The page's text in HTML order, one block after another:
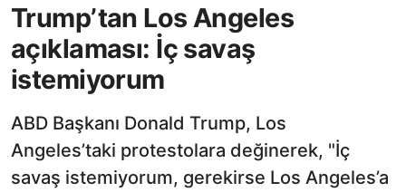
Trump’tan Los Angeles
açıklaması: İç savaş
istemiyorum
ABD Başkanı Donald Trump, Los
Angeles’taki protestolara değinerek, "İç
savaş istemiyorum, gerekirse Los Angeles’a